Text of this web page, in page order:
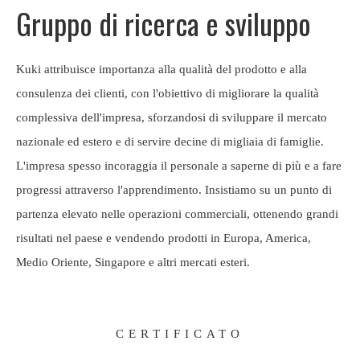
Gruppo di ricerca e sviluppo
Kuki attribuisce importanza alla qualità del prodotto e alla
consulenza dei clienti, con l'obiettivo di migliorare la qualità
complessiva dell'impresa, sforzandosi di sviluppare il mercato
nazionale ed estero e di servire decine di migliaia di famiglie.
L'impresa spesso incoraggia il personale a saperne di più e a fare
progressi attraverso l'apprendimento. Insistiamo su un punto di
partenza elevato nelle operazioni commerciali, ottenendo grandi
risultati nel paese e vendendo prodotti in Europa, America,
Medio Oriente, Singapore e altri mercati esteri.
CERTIFICATO